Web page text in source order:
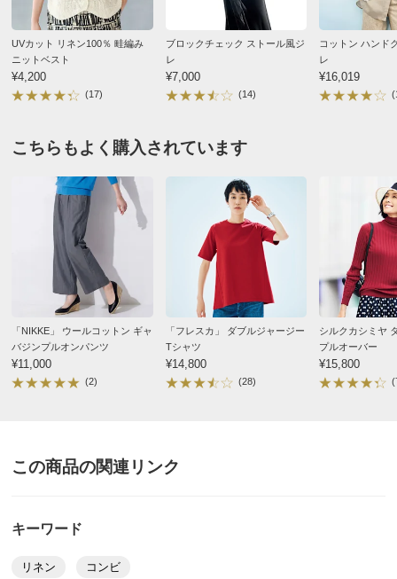
■原産国：中国製（本体糸はイタリア製）
■素材の性質上、麻の繊維（ネップ）が含まれる場合があ
ります。
■商品により、柄の出方が多少異なります。
サイズ記号 M
バスト（適応） 86～94
着丈 70
肩幅 41
袖付幅（袖ぐり幅） 23.5 34.5
襟前下がり 28 28
襟後下がり 3 3
襟天幅（外） 19 19
ドライ
2026/04/19
グレーケイ Ｍ
普段のサイズ : M 購入したサイズで「ちょうどよかった」
品質は悪くありませんが、スパンコールが目立ちすぎて
普段は着にくいです。箪笥の何か機会が有るまでしまっ
ておきます。
2025/04/30
すべての口コミを見る
UVカット リネン100％ 畦編み
ニットベスト
¥4,200
(17)
ブロックチェック ストール風ジ
レ
¥7,000
(14)
コットン ハンド
レ
¥16,019
こちらもよく購入されています
「NIKKE」 ウールコットン ギャ
バジンプルオンパンツ
¥11,000
(2)
「フレスカ」 ダブルジャージー
Tシャツ
¥14,800
(28)
シルクカシミヤ
プルオーバー
¥15,800
この商品の関連リンク
キーワード
リネン コンビ